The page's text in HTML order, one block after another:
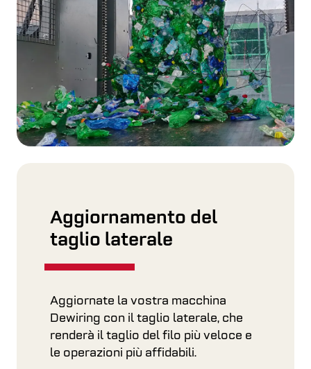
Aggiornamento del
taglio laterale
Aggiornate la vostra macchina
Dewiring con il taglio laterale, che
renderà il taglio del filo più veloce e
le operazioni più affidabili.